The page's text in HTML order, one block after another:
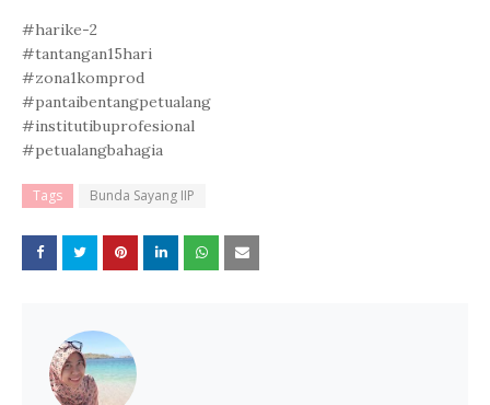
#harike-2
#tantangan15hari
#zona1komprod
#pantaibentangpetualang
#institutibuprofesional
#petualangbahagia
Tags Bunda Sayang IIP